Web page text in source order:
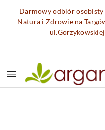
Przejdź do treści
Przejdź do
Przejdź do moje konto
Przejdź do menu
Przejdź do opisu
Przejdź do stopki
Darmowy odbiór
Natura i Zdrowie na